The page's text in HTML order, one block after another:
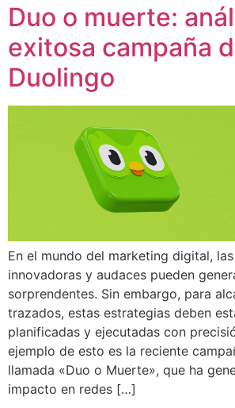
Duo o muerte:
exitosa campaña
Duolingo
En el mundo del marketing digital,
innovadoras y audaces pueden
sorprendentes. Sin embargo, para
trazados, estas estrategias deben
planificadas y ejecutadas con
ejemplo de esto es la reciente
llamada «Duo o Muerte», que ha
impacto en redes […]